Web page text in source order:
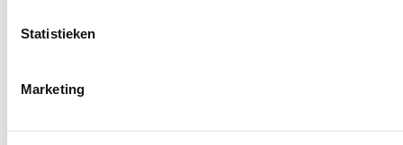
Statistieken
Marketing